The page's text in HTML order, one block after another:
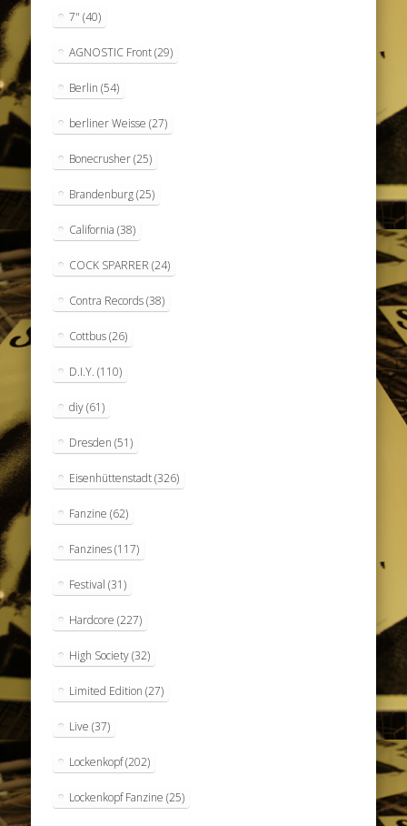
7" (40)
AGNOSTIC Front(29)
Berlin (54)
berliner Weisse (27)
Bonecrusher(25)
Brandenburg(25)
California (38)
COCK SPARRER (24)
Contra Records(38)
Cottbus(26)
D.I.Y. (110)
diy(61)
Dresden (51)
Eisenhüttenstadt(326)
Fanzine (62)
Fanzines(117)
Festival (31)
Hardcore (227)
High Society(32)
Limited Edition (27)
Live (37)
Lockenkopf(202)
Lockenkopf Fanzine (25)